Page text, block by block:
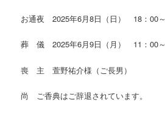
お通夜 2025年6月8日（日） 18：00～
葬 儀 2025年6月9日（月） 11：00～
喪 主 萱野祐介様（ご長男）
尚 ご香典はご辞退されています。